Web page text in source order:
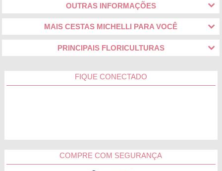
OUTRAS INFORMAÇÕES
MAIS CESTAS MICHELLI PARA VOCÊ
PRINCIPAIS FLORICULTURAS
FIQUE CONECTADO
COMPRE COM SEGURANÇA